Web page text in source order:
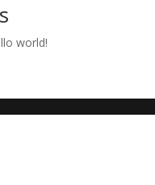
world!